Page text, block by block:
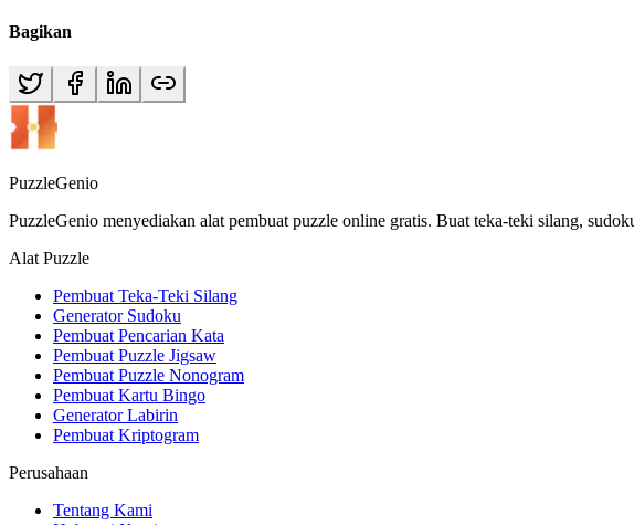
Bagikan
PuzzleGenio
PuzzleGenio menyediakan alat pembuat puzzle online gratis. Buat teka-teki silang,
Alat Puzzle
Pembuat Teka-Teki Silang
Generator Sudoku
Pembuat Pencarian Kata
Pembuat Puzzle Jigsaw
Pembuat Puzzle Nonogram
Pembuat Kartu Bingo
Generator Labirin
Pembuat Kriptogram
Perusahaan
Tentang Kami